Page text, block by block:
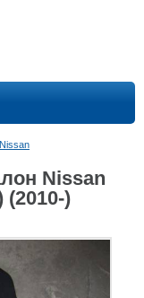
Nissan
Nissan
(2010-)